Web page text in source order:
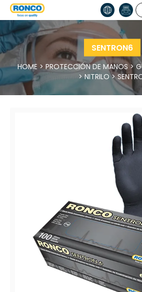
SENTRON6
HOME > PROTECCIÓN DE MANOS>
>NITRILO>